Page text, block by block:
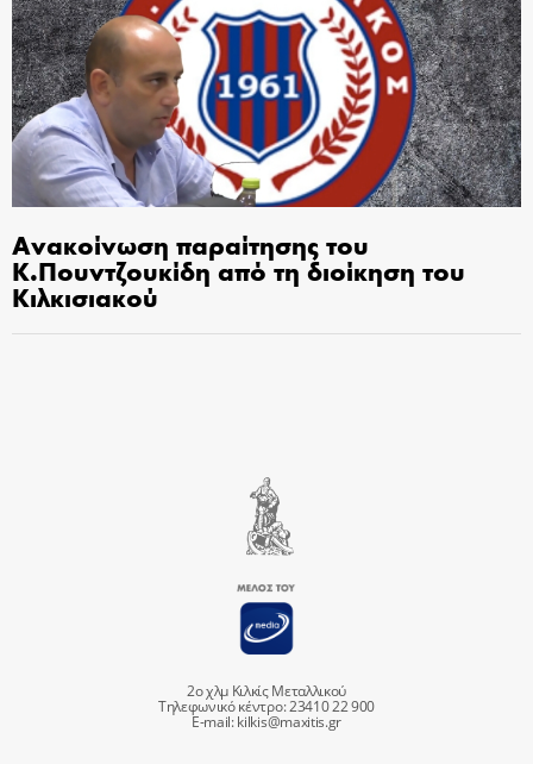
Ανακοίνωση παραίτησης του
Κ.Πουντζουκίδη από τη διοίκηση του
Κιλκισιακού
2ο χλμ Κιλκίς Μεταλλικού
Τηλεφωνικό κέντρο: 23410 22 900
E-mail:kilkis@maxitis.gr